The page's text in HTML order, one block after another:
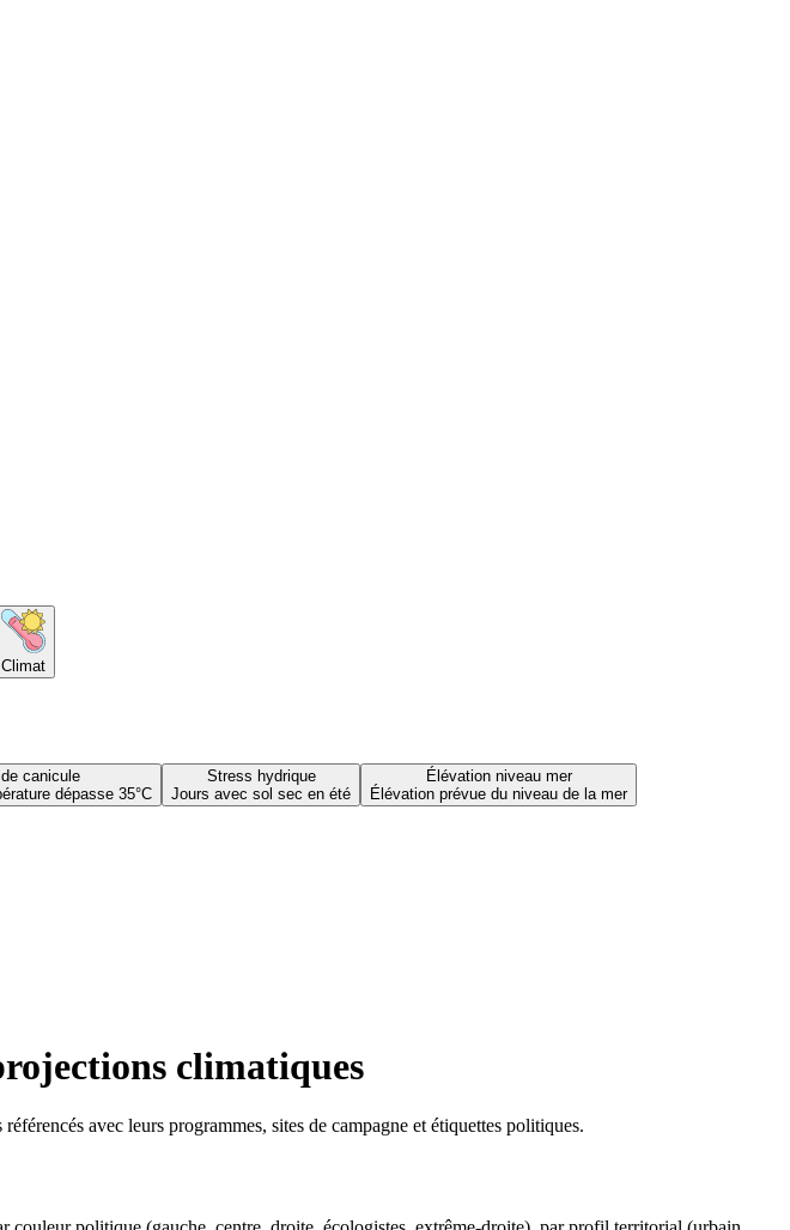
Climat
canicule
dépasse 35°C
Stress hydrique
Jours avec sol sec en été
Élévation niveau mer
Élévation prévue du niveau de la mer
climatiques
avec leurs programmes, sites de campagne et étiquettes politiques.